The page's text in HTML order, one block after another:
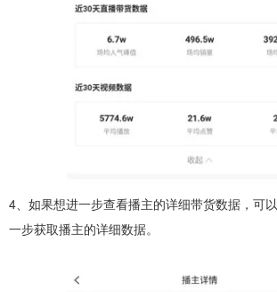
4、如果想进一步查看播主的详细带货数据，可
一步获取播主的详细数据。